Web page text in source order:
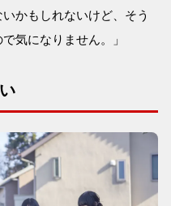
かもしれないけど、そう
気になりません。」